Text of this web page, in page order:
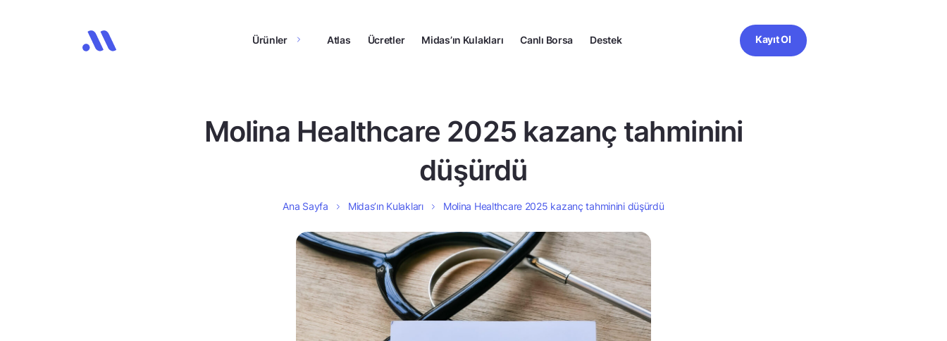
Ürünler Atlas Ücretler Midas’ın Kulakları Canlı Borsa Destek Kayıt Ol
Molina Healthcare 2025 kazanç tahminini
düşürdü
Ana Sayfa Midas’ın Kulakları Molina Healthcare 2025 kazanç tahminini düşürdü